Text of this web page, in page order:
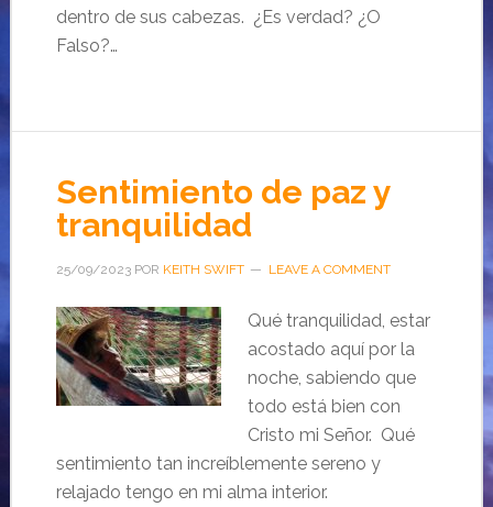
dentro de sus cabezas. ¿Es verdad? ¿O
Falso?…
Sentimiento de paz y
tranquilidad
25/09/2023POR KEITH SWIFT LEAVE A COMMENT
Qué tranquilidad, estar
acostado aquí por la
noche, sabiendo que
todo está bien con
Cristo mi Señor. Qué
sentimiento tan increíblemente sereno y
relajado tengo en mi alma interior.